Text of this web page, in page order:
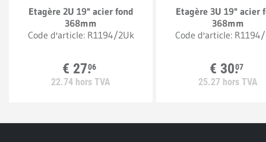
Etagère 2U 19" acier fond
368mm
Code d'article: R1194/2Uk
€ 27.06
22.74 hors TVA
Etagère 3U 19" acier
368mm
Code d'article:
€ 30.07
25.27 hors TVA